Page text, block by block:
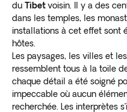
du Tibetvoisin. Il y a des
dans les temples, les
installations à cet effet sont
hôtes.
Les paysages, les villes et
ressemblent tous à la toile
chaque détail a été soigné
impeccable où aucun
recherchée. Les interprètes